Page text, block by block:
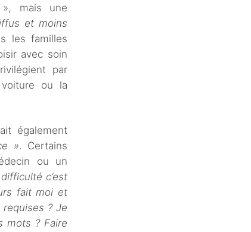
mais une
et moins
les familles
avec soin
par
ou la
également
». Certains
ou un
c’est
fait moi et
? Je
mots ? Faire